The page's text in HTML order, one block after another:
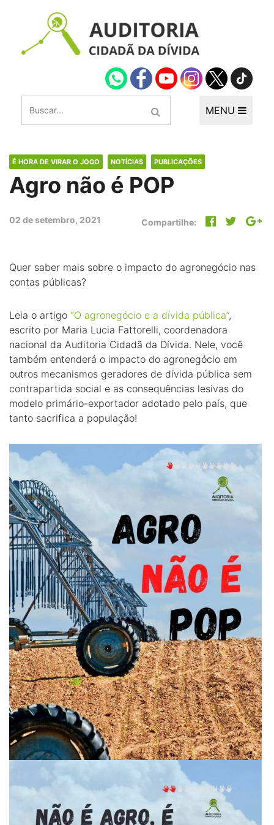
MENU
É HORA DE VIRAR O JOGO NOTÍCIAS PUBLICAÇÕES
Agro não é POP
02 de setembro, 2021 Compartilhe:
Quer saber mais sobre o impacto do agronegócio nas
contas públicas?
Leia o artigo “O agronegócio e a dívida pública”,
escrito por Maria Lucia Fattorelli, coordenadora
nacional da Auditoria Cidadã da Dívida. Nele, você
também entenderá o impacto do agronegócio em
outros mecanismos geradores de dívida pública sem
contrapartida social e as consequências lesivas do
modelo primário-exportador adotado pelo país, que
tanto sacrifica a população!